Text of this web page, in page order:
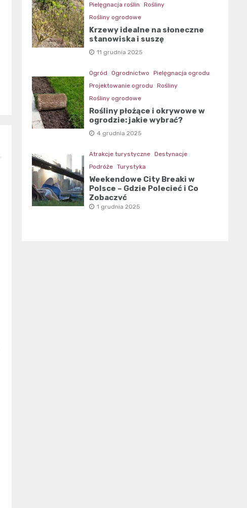
Pielęgnacja roślin
Rośliny
Rośliny ogrodowe
Krzewy idealne na słoneczne
stanowiska i suszę
11 grudnia 2025
Ogród Ogrodnictwo
Pielęgnacja ogrodu
Projektowanie ogrodu
Rośliny
Rośliny ogrodowe
Rośliny płożące i okrywowe w
ogrodzie: jakie wybrać?
4 grudnia 2025
Atrakcje turystyczne Destynacje
Podróże Turystyka
Weekendowe City Breaki w
Polsce – Gdzie Polecieć i Co
Zobaczyć
1 grudnia 2025